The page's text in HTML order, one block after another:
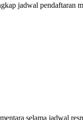
jadwal pendaftaran
selama jadwal